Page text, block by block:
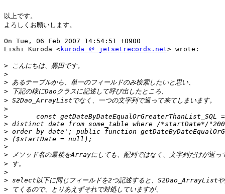
以上です。
よろしくお願いします。
On Tue, 06 Feb 2007 14:54:51 +0900
Eishi Kuroda <kuroda ＠ jetsetrecords.net> wrote:
>
>
>
>
>
>
>
>
>
>
>
>
>
>
>
>